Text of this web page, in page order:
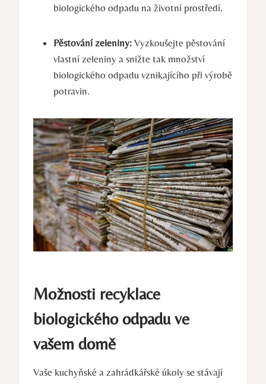
biologického odpadu na životní prostředí.
Pěstování zeleniny: Vyzkoušejte pěstování
vlastní zeleniny a snižte tak množství
biologického odpadu vznikajícího při výrobě
potravin.
Možnosti recyklace
biologického odpadu ve
vašem domě
Vaše kuchyňské a zahrádkářské úkoly se stávají